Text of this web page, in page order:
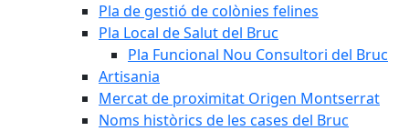
Pla de gestió de colònies felines
Pla Local de Salut del Bruc
Pla Funcional Nou Consultori del Bruc
Artisania
Mercat de proximitat Origen Montserrat
Noms històrics de les cases del Bruc